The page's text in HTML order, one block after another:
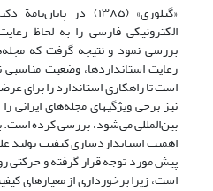
الکترونیکی فارسی را به لحاظ
بررسی نمود و نتیجه گرفت که
رعایت استانداردها، وضعیت
نیز برخی ویژگیهای مجله‌های
بین‌المللی می‌شود، بررسی کرده
اهمیت استانداردسازی کیفیت تولید
پیش مورد توجه قرار گرفته و حرکتی
است، زیرا برخورداری از معیارهای